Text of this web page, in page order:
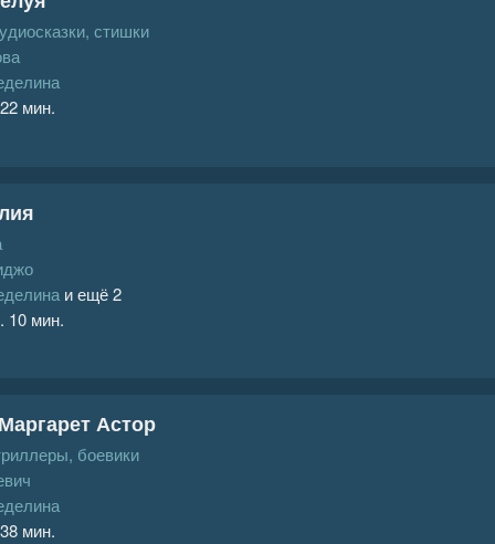
стишки
мин.
и ещё 2
10 мин.
Астор
боевики
мин.